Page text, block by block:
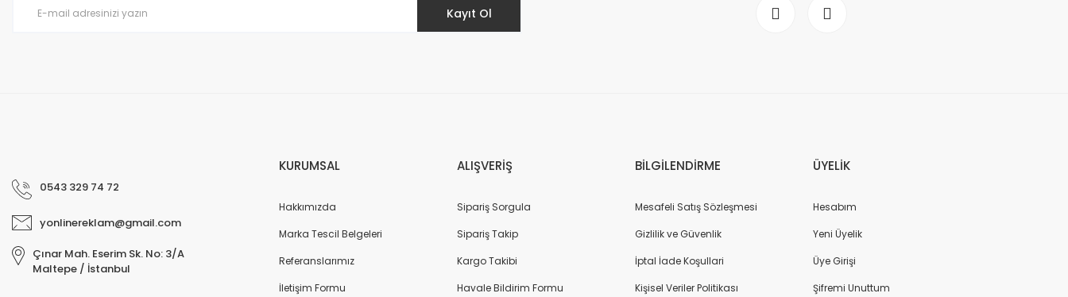
Kayıt Ol
0543 329 74 72
yonlinereklam@gmail.com
Çınar Mah. Eserim Sk. No: 3/A
Maltepe / İstanbul
KURUMSAL
Hakkımızda
Marka Tescil Belgeleri
Referanslarımız
İletişim Formu
ALIŞVERİŞ
Sipariş Sorgula
Sipariş Takip
Kargo Takibi
Havale Bildirim Formu
BİLGİLENDİRME
Mesafeli Satış Sözleşmesi
Gizlilik ve Güvenlik
İptal İade Koşullari
Kişisel Veriler Politikası
ÜYELİK
Hesabım
Yeni Üyelik
Üye Girişi
Şifremi Unuttum